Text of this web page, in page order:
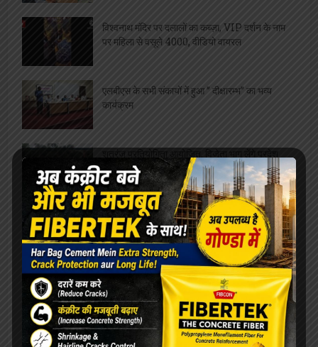
विश्वनाथ मंदिर पर दलालों का कब्ज़ा, VIP दर्शन के नाम
पर महिला से वसूले 4000, वीडियो वायरल
एलबीएस के सभी संकायों में हुआ ” दीक्षारम्भ” का भव्य
कार्यक्रम
शतरंज प्रतियोगिता आयोजित, विजेता भाग लेंगे प्रदेश
स्तरीय प्रतियोगिता में
सफाईकर्मी के दो पुत्र एक साथ बने पुलिसकर्मी,
जिलाध्यक्ष ने दी बधाई
ललिता शास्त्री सभागार में संपन्न हुआ नशा मुक्त युवा
फार विकसित भारत कार्यक्रम
अदम की “गज़लगोई” घर घर पहुंचाएंगे रजत शर्मा, दिलीप
गोंडवी ने की भेंट